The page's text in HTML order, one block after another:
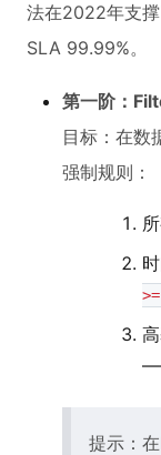
法在2022年支
SLA 99.99%。
第一阶：
目标：在数
强制规则：
提示：